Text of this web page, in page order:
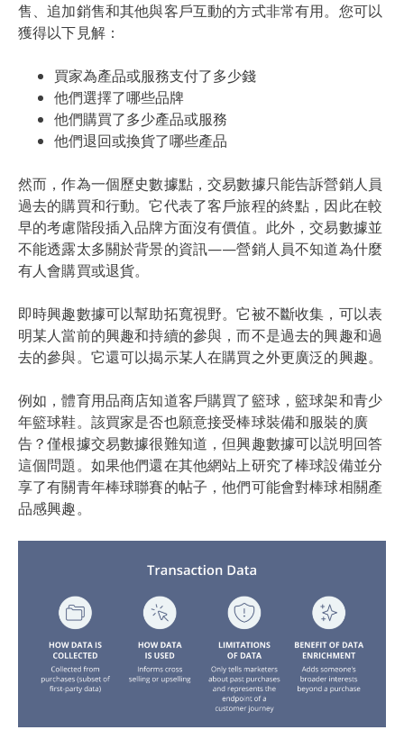
售、追加銷售和其他與客戶互動的方式非常有用。您可以
獲得以下見解：
買家為產品或服務支付了多少錢
他們選擇了哪些品牌
他們購買了多少產品或服務
他們退回或換貨了哪些產品
然而，作為一個歷史數據點，交易數據只能告訴營銷人員
過去的購買和行動。它代表了客戶旅程的終點，因此在較
早的考慮階段插入品牌方面沒有價值。此外，交易數據並
不能透露太多關於背景的資訊——營銷人員不知道為什麼
有人會購買或退貨。
即時興趣數據可以幫助拓寬視野。它被不斷收集，可以表
明某人當前的興趣和持續的參與，而不是過去的興趣和過
去的參與。它還可以揭示某人在購買之外更廣泛的興趣。
例如，體育用品商店知道客戶購買了籃球，籃球架和青少
年籃球鞋。該買家是否也願意接受棒球裝備和服裝的廣
告？僅根據交易數據很難知道，但興趣數據可以説明回答
這個問題。如果他們還在其他網站上研究了棒球設備並分
享了有關青年棒球聯賽的帖子，他們可能會對棒球相關產
品感興趣。